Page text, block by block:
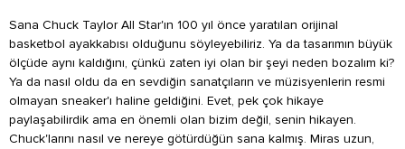
Sana Chuck Taylor All Star'ın 100 yıl önce yaratılan orijinal
basketbol ayakkabısı olduğunu söyleyebiliriz. Ya da tasarımın büyük
ölçüde aynı kaldığını, çünkü zaten iyi olan bir şeyi neden bozalım ki?
Ya da nasıl oldu da en sevdiğin sanatçıların ve müzisyenlerin resmi
olmayan sneaker'ı haline geldiğini. Evet, pek çok hikaye
paylaşabilirdik ama en önemli olan bizim değil, senin hikayen.
Chuck'larını nasıl ve nereye götürdüğün sana kalmış. Miras uzun,